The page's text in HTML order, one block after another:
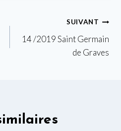
SUIVANT
14 /2019 Saint Germain
de Graves